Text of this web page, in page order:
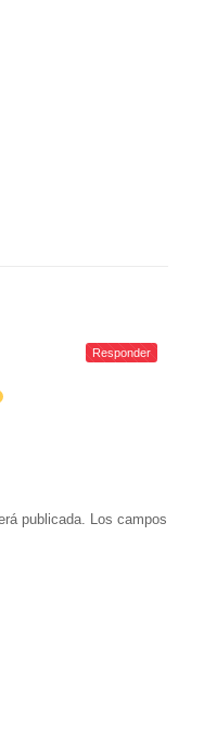
Responder
publicada. Los campos